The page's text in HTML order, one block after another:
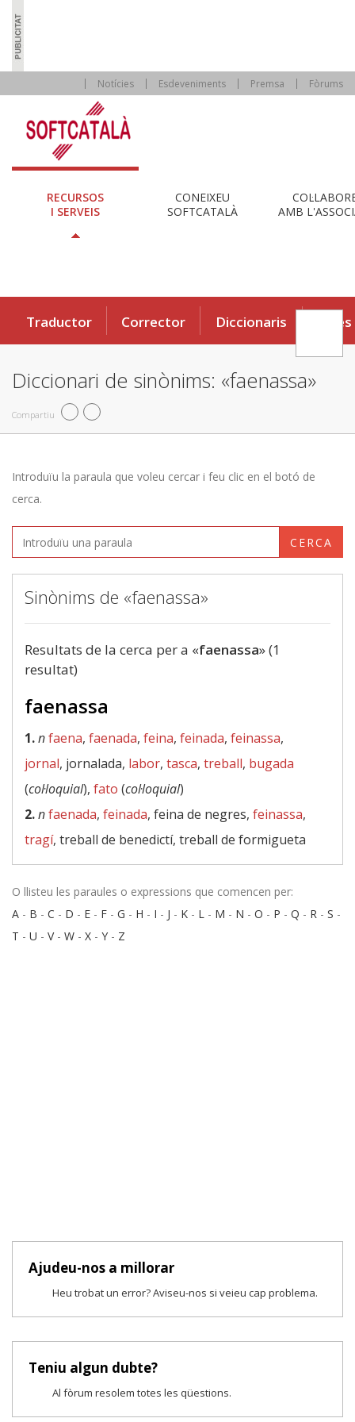
Notícies Esdeveniments Premsa Fòrums
RECURSOS
I SERVEIS
CONEIXEU
SOFTCATALÀ
AMB
Traductor Corrector Diccionaris Eines
Diccionari de sinònims: «faenassa»
Compartiu
Introduïu la paraula que voleu cercar i feu clic en el botó de
cerca.
CERCA
Sinònims de «faenassa»
Resultats de la cerca per a «faenassa» (1
resultat)
faenassa
1.nfaena, faenada, feina, feinada, feinassa,
jornal, jornalada, labor, tasca, treball, bugada
(col·loquial), fato (col·loquial)
2.nfaenada, feinada, feina de negres, feinassa,
tragí, treball de benedictí, treball de formigueta
O llisteu les paraules o expressions que comencen per:
A - B - C - D - E - F - G - H - I - J - K - L - M - N - O - P - Q - R - S -
T - U - V- W - X - Y - Z
Ajudeu-nos a millorar
Heu trobat un error? Aviseu-nos si veieu cap problema.
Teniu algun dubte?
Al fòrum resolem totes les qüestions.